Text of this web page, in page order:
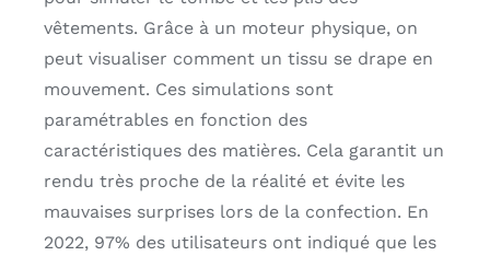
vêtements. Grâce à un moteur physique, on
peut visualiser comment un tissu se drape en
mouvement. Ces simulations sont
paramétrables en fonction des
caractéristiques des matières. Cela garantit un
rendu très proche de la réalité et évite les
mauvaises surprises lors de la confection. En
2022, 97% des utilisateurs ont indiqué que les